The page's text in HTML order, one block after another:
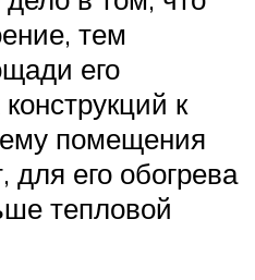
тем
его
к
помещения
его обогрева
тепловой